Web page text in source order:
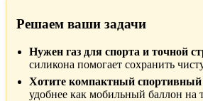
Решаем ваши задачи
Нужен газ для спорта и точной
силикона помогает сохранить
Хотите компактный
удобнее как мобильный баллон на